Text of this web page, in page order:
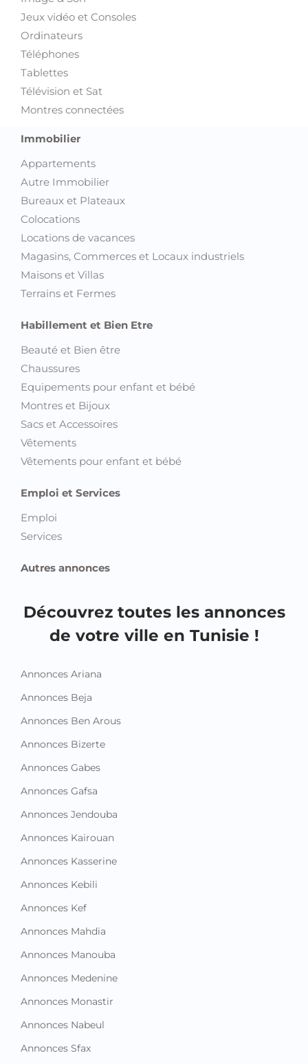
Jeux vidéo et Consoles
Ordinateurs
Téléphones
Tablettes
Télévision et Sat
Montres connectées
Immobilier
Appartements
Autre Immobilier
Bureaux et Plateaux
Colocations
Locations de vacances
Magasins, Commerces et Locaux industriels
Maisons et Villas
Terrains et Fermes
Habillement et Bien Etre
Beauté et Bien être
Chaussures
Equipements pour enfant et bébé
Montres et Bijoux
Sacs et Accessoires
Vêtements
Vêtements pour enfant et bébé
Emploi et Services
Emploi
Services
Autres annonces
Découvrez toutes les annonces
de votre ville en Tunisie !
Annonces Ariana
Annonces Beja
Annonces Ben Arous
Annonces Bizerte
Annonces Gabes
Annonces Gafsa
Annonces Jendouba
Annonces Kairouan
Annonces Kasserine
Annonces Kebili
Annonces Kef
Annonces Mahdia
Annonces Manouba
Annonces Medenine
Annonces Monastir
Annonces Nabeul
Annonces Sfax